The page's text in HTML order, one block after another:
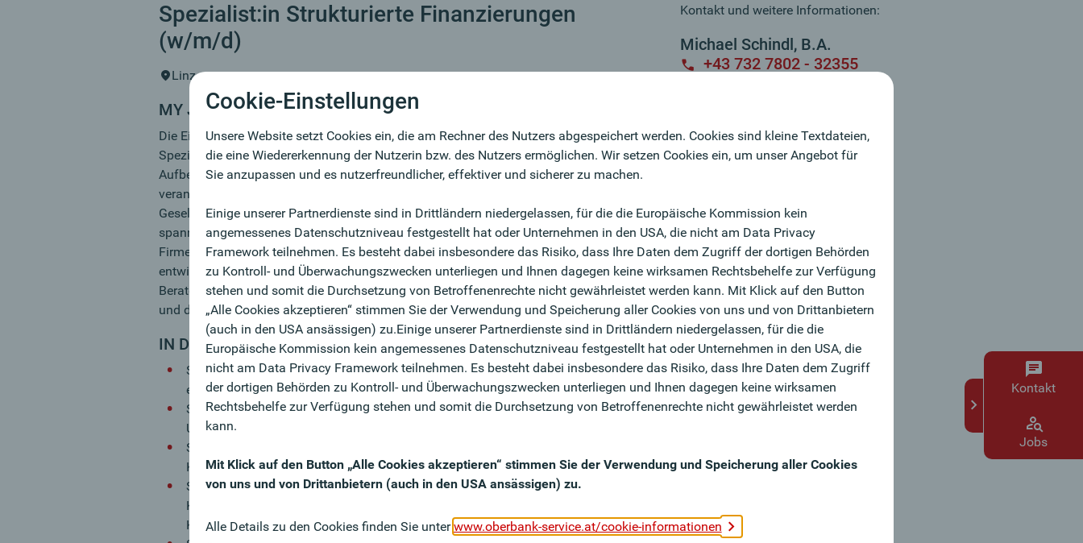
Spezialist:in Strukturierte Finanzierungen
(w/m/d)
Linz
MY JOB
Die Einheit „Structured Finance & Syndication“ versteht sich in der Oberbank als die
Spezialeinheit für herausfordernde Finanzierungsprojekte. Sie sind für die Analyse,
Aufbereitung und Realisierung komplexer Projekt- und Sonderfinanzierungen
verantwortlich, unter anderem in den Bereichen M&A-Transaktionen,
Gesellschafterwechsel, Wachstumsfinanzierungen sowie Erneuerbare Energien. In dieser
spannenden Tätigkeit begleiten Sie als wesentlicher Sparringspartner unsere
Firmenkundenberater:innen bei der Umsetzung von Finanzierungslösungen. Sie
entwickeln die Geschäftsfelder gemeinsam im Team weiter und sind im Training unserer
Berater:innen tätig. Sie leisten damit einen wesentlichen Beitrag zum Erfolg der Oberbank
und darüber hinaus.
IN DETAIL
Sie analysieren Geschäftsmodelle und komplexe Finanzierungsprojekte
eigenverantwortlich und plausibilisieren Planungsdaten sowie Projektstrategien.
Sie erstellen umfassende Finanzierungsstrukturen für M&A-Transaktionen und
Unternehmensfinanzierungen.
Sie erarbeiten Kreditanträge, erstellen Angebote/Term-Sheets und verhandeln
Kreditverträge.
Sie koordinieren die Finanzierungsumsetzung, einschließlich laufender
Kommunikation und Zusammenarbeit mit unseren Firmenkundenberater:innen und
Kreditmanager:innen.
Kontakt und weitere Informationen:
Michael Schindl, B.A.
+43 732 7802 - 32355
Kontakt
Jobs
Cookie-Einstellungen
Unsere Website setzt Cookies ein, die am Rechner des Nutzers abgespeichert werden. Cookies sind kleine Textdateien,
die eine Wiedererkennung der Nutzerin bzw. des Nutzers ermöglichen. Wir setzen Cookies ein, um unser Angebot für
Sie anzupassen und es nutzerfreundlicher, effektiver und sicherer zu machen.
Einige unserer Partnerdienste sind in Drittländern niedergelassen, für die die Europäische Kommission kein
angemessenes Datenschutzniveau festgestellt hat oder Unternehmen in den USA, die nicht am Data Privacy
Framework teilnehmen. Es besteht dabei insbesondere das Risiko, dass Ihre Daten dem Zugriff der dortigen Behörden
zu Kontroll- und Überwachungszwecken unterliegen und Ihnen dagegen keine wirksamen Rechtsbehelfe zur Verfügung
stehen und somit die Durchsetzung von Betroffenenrechte nicht gewährleistet werden kann. Mit Klick auf den Button
„Alle Cookies akzeptieren“ stimmen Sie der Verwendung und Speicherung aller Cookies von uns und von Drittanbietern
(auch in den USA ansässigen) zu.Einige unserer Partnerdienste sind in Drittländern niedergelassen, für die die
Europäische Kommission kein angemessenes Datenschutzniveau festgestellt hat oder Unternehmen in den USA, die
nicht am Data Privacy Framework teilnehmen. Es besteht dabei insbesondere das Risiko, dass Ihre Daten dem Zugriff
der dortigen Behörden zu Kontroll- und Überwachungszwecken unterliegen und Ihnen dagegen keine wirksamen
Rechtsbehelfe zur Verfügung stehen und somit die Durchsetzung von Betroffenenrechte nicht gewährleistet werden
kann.
Mit Klick auf den Button „Alle Cookies akzeptieren“ stimmen Sie der Verwendung und Speicherung aller Cookies
von uns und von Drittanbietern (auch in den USA ansässigen) zu.
Alle Details zu den Cookies finden Sie unterwww.oberbank-service.at/cookie-informationen